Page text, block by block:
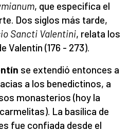
, que especifica el
Dos siglos más tarde,
Sancti Valentini, relata los
Valentín (176 - 273).
se extendió entonces a
a los benedictinos, a
monasterios (hoy la
La basílica de
fue confiada desde el